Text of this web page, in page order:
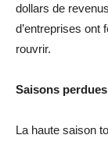
dollars de
d’entreprises ont
rouvrir.
Saisons perdues
La haute saison